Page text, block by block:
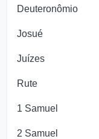
Deuteronômio
Josué
Juízes
Rute
1 Samuel
2 Samuel